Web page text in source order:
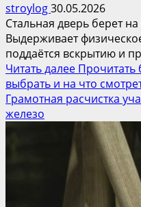
stroylog30.05.2026
Стальная дверь берет
Выдерживает
поддаётся вскрытию и
Читать далее Прочитать
выбрать и на что
Грамотная расчистка
железо